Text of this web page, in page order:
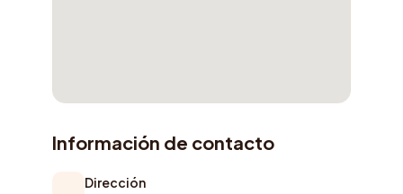
Información de contacto
Dirección